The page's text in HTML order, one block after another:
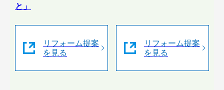
と」
リフォーム提案
を見る
リフォーム提案
を見る